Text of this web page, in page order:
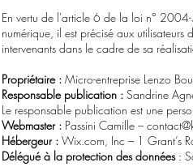
En vertu de l'article 6 de la loi n°
numérique, il est précisé aux utilisateurs
intervenants dans le cadre de sa
Propriétaire : Micro-entreprise Lenzo
Responsable publication : Sandrine
Le responsable publication est une
Webmaster : Passini Camille –
Hébergeur : Wix.com, Inc – 1 Grant’s
Délégué à la protection des données: